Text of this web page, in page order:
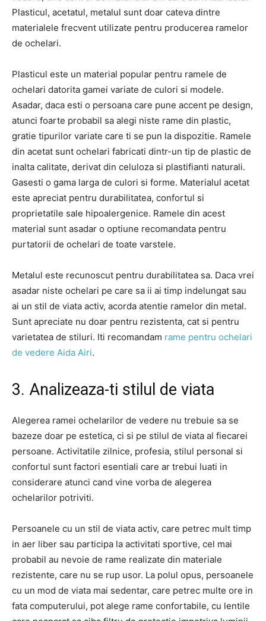
Plasticul, acetatul, metalul sunt doar cateva dintre
materialele frecvent utilizate pentru producerea ramelor
de ochelari.
Plasticul este un material popular pentru ramele de
ochelari datorita gamei variate de culori si modele.
Asadar, daca esti o persoana care pune accent pe design,
atunci foarte probabil sa alegi niste rame din plastic,
gratie tipurilor variate care ti se pun la dispozitie. Ramele
din acetat sunt ochelari fabricati dintr-un tip de plastic de
inalta calitate, derivat din celuloza si plastifianti naturali.
Gasesti o gama larga de culori si forme. Materialul acetat
este apreciat pentru durabilitatea, confortul si
proprietatile sale hipoalergenice. Ramele din acest
material sunt asadar o optiune recomandata pentru
purtatorii de ochelari de toate varstele.
Metalul este recunoscut pentru durabilitatea sa. Daca vrei
asadar niste ochelari pe care sa ii ai timp indelungat sau
ai un stil de viata activ, acorda atentie ramelor din metal.
Sunt apreciate nu doar pentru rezistenta, cat si pentru
varietatea de stiluri. Iti recomandam rame pentru ochelari
de vedere Aida Airi.
3. Analizeaza-ti stilul de viata
Alegerea ramei ochelarilor de vedere nu trebuie sa se
bazeze doar pe estetica, ci si pe stilul de viata al fiecarei
persoane. Activitatile zilnice, profesia, stilul personal si
confortul sunt factori esentiali care ar trebui luati in
considerare atunci cand vine vorba de alegerea
ochelarilor potriviti.
Persoanele cu un stil de viata activ, care petrec mult timp
in aer liber sau participa la activitati sportive, cel mai
probabil au nevoie de rame realizate din materiale
rezistente, care nu se rup usor. La polul opus, persoanele
cu un mod de viata mai sedentar, care petrec multe ore in
fata computerului, pot alege rame confortabile, cu lentile